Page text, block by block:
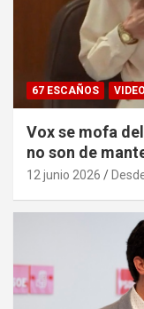
67 ESCAÑOS
Vox se mofa
no son de
12 junio 2026